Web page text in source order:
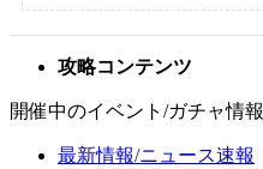
攻略コンテンツ
開催中のイベント/ガチャ情報
最新情報/ニュース速報